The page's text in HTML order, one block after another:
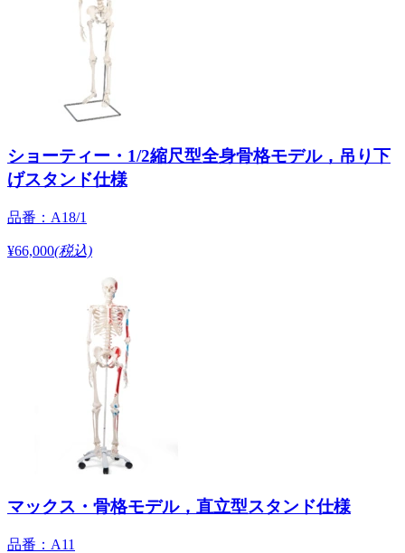
ショーティー・1/2縮尺型全身骨格モデル，吊り下
げスタンド仕様
品番：A18/1
¥66,000(税込)
マックス・骨格モデル，直立型スタンド仕様
品番：A11